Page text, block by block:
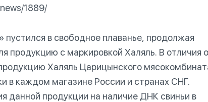
1889/
в свободное плаванье, продолжая
продукцию с маркировкой Халяль. В отличия
Халяль Царицынского
в каждом магазине России и странах СНГ.
данной продукции на наличие ДНК свиньи в